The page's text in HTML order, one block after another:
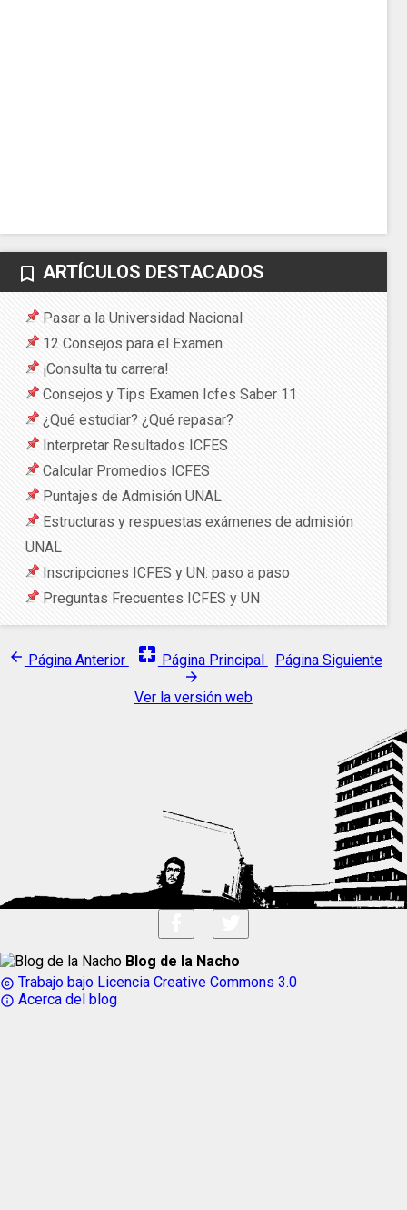
bookmark_border ARTÍCULOS DESTACADOS
Pasar a la Universidad Nacional
12 Consejos para el Examen
¡Consulta tu carrera!
Consejos y Tips Examen Icfes Saber 11
¿Qué estudiar? ¿Qué repasar?
Interpretar Resultados ICFES
Calcular Promedios ICFES
Puntajes de Admisión UNAL
Estructuras y respuestas exámenes de admisión
UNAL
Inscripciones ICFES y UN: paso a paso
Preguntas Frecuentes ICFES y UN
arrow_back Página Anterior pages Página Principal Página Siguiente
arrow_forward
Ver la versión web
Blog de la Nacho
copyright Trabajo bajo Licencia Creative Commons 3.0
info_outline Acerca del blog